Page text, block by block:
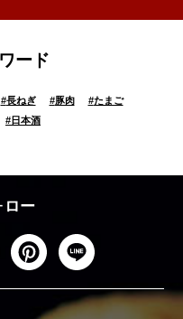
ード
#長ねぎ #豚肉 #たまご
#日本酒
ロー